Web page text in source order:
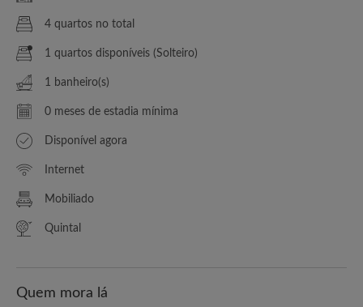
4 quartos no total
1 quartos disponíveis (Solteiro)
1 banheiro(s)
0 meses de estadia mínima
Disponível agora
Internet
Mobiliado
Quintal
Quem mora lá